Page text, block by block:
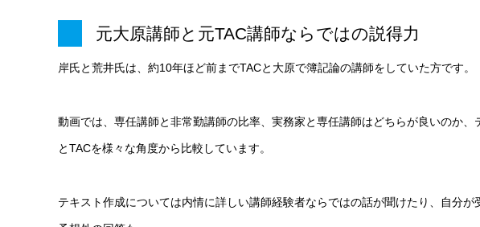
元大原講師と元TAC講師ならではの説得力
岸氏と荒井氏は、約10年ほど前までTACと大原で簿記論の講師をしていた方です。
動画では、専任講師と非常勤講師の比率、実務家と専任講師はどちらが良いのか
とTACを様々な角度から比較しています。
テキスト作成については内情に詳しい講師経験者ならではの話が聞けたり、自分が